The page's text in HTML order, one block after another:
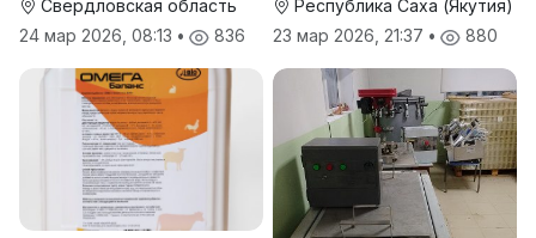
Свердловская область
24 мар 2026, 08:13 • 836
Республика Саха (Якутия)
23 мар 2026, 21:37 • 880